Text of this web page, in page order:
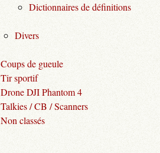
Dictionnaires de définitions
Divers
Coups de gueule
Tir sportif
Drone DJI Phantom 4
Talkies / CB / Scanners
Non classés